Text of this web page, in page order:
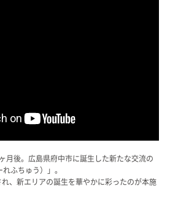
月後。広島県府中市に誕生した新たな交流の
ふちゅう）」。
、新エリアの誕生を華やかに彩ったのが本施